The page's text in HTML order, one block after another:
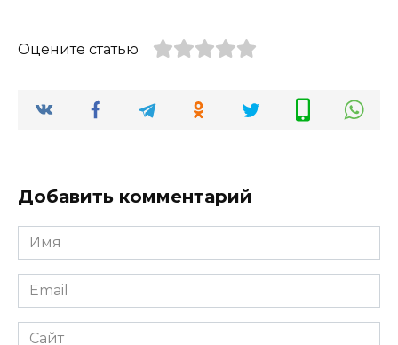
Оцените статью
Добавить комментарий
Имя
*
Email
*
Сайт